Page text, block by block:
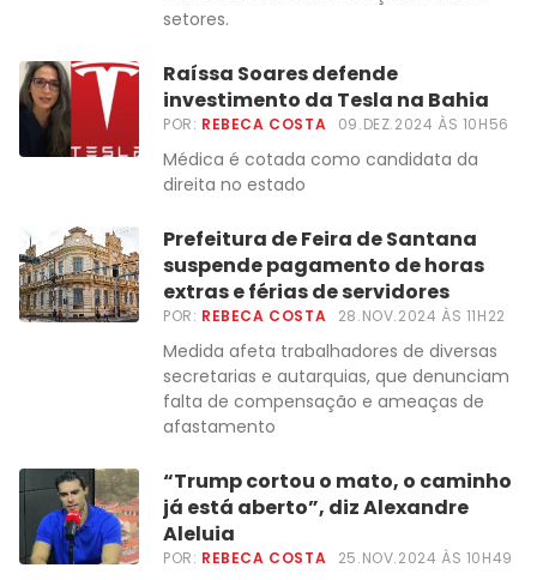
setores.
Raíssa Soares defende
investimento da Tesla na Bahia
POR: REBECA COSTA 09.DEZ.2024 ÀS 10H56
Médica é cotada como candidata da
direita no estado
Prefeitura de Feira de Santana
suspende pagamento de horas
extras e férias de servidores
POR: REBECA COSTA 28.NOV.2024 ÀS 11H22
Medida afeta trabalhadores de diversas
secretarias e autarquias, que denunciam
falta de compensação e ameaças de
afastamento
“Trump cortou o mato, o caminho
já está aberto”, diz Alexandre
Aleluia
POR: REBECA COSTA 25.NOV.2024 ÀS 10H49